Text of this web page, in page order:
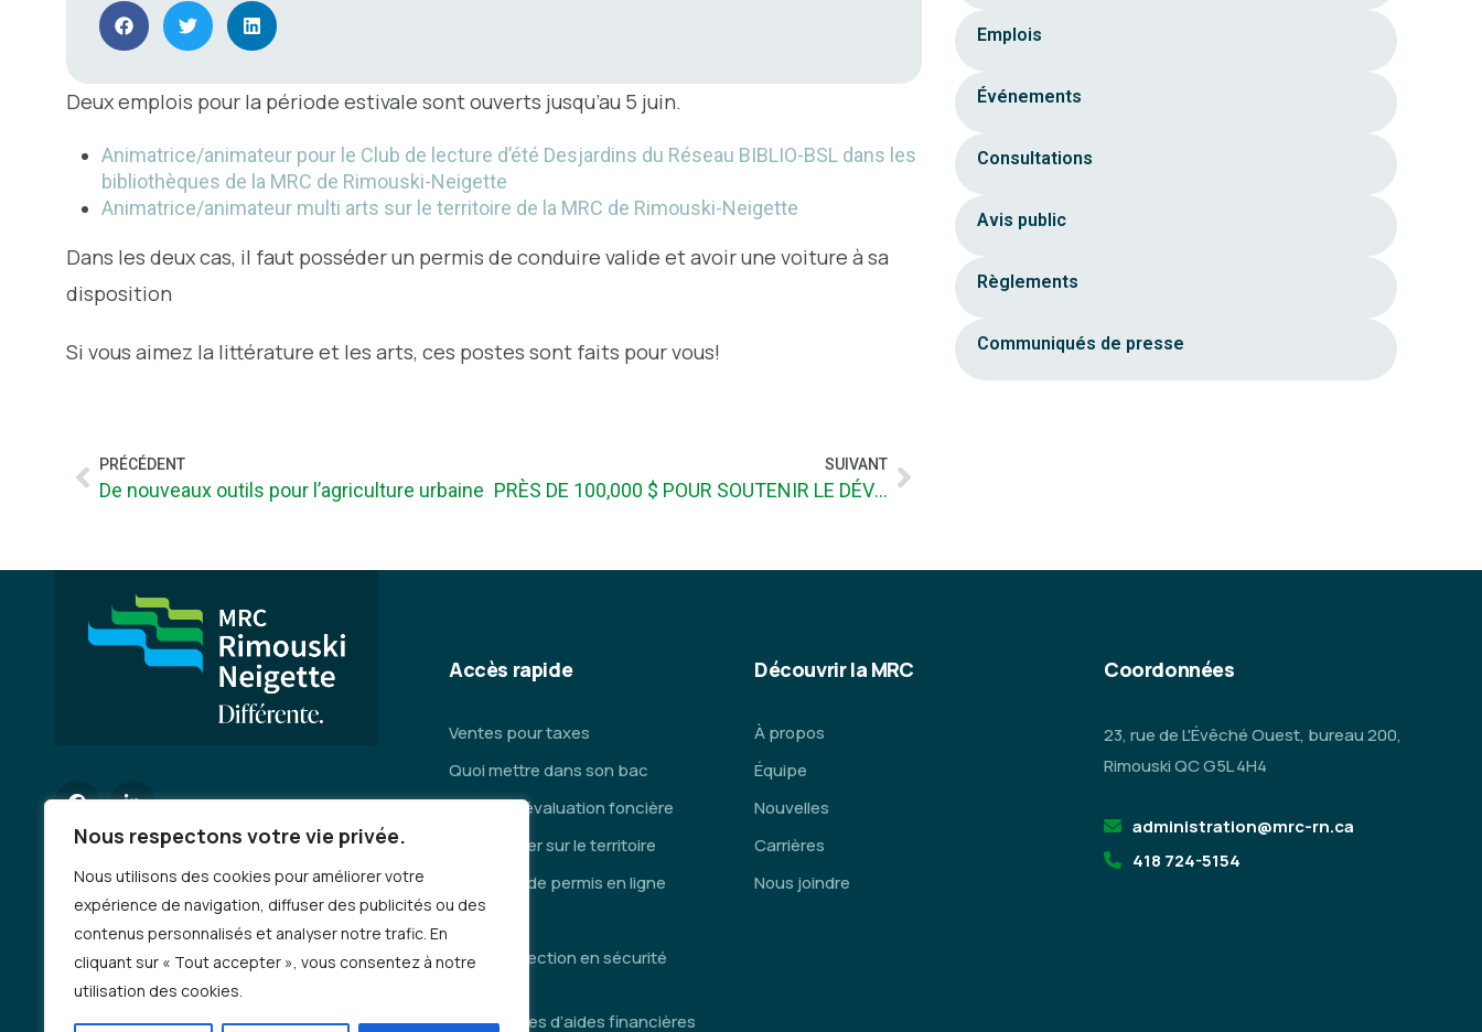
Nous respectons votre vie privée.
Nous utilisons des cookies pour améliorer votre
expérience de navigation, diffuser des publicités ou des
contenus personnalisés et analyser notre trafic. En
cliquant sur « Tout accepter », vous consentez à notre
utilisation des cookies.
Deux emplois pour la période estivale sont ouverts jusqu’au 5 juin.
Animatrice/animateur pour le Club de lecture d’été Desjardins du Réseau BIBLIO-BSL dans les
bibliothèques de la MRC de Rimouski-Neigette
Animatrice/animateur multi arts sur le territoire de la MRC de Rimouski-Neigette
Dans les deux cas, il faut posséder un permis de conduire valide et avoir une voiture à sa
disposition
Si vous aimez la littérature et les arts, ces postes sont faits pour vous!
PRÉCÉDENT
De nouveaux outils pour l’agriculture urbaine
SUIVANT
PRÈS DE 100,000 $ POUR SOUTENIR LE DÉVELOPPEMENT RURAL
Emplois
Événements
Consultations
Avis public
Règlements
Communiqués de presse
Accès rapide
Ventes pour taxes
Quoi mettre dans son bac
Service d’évaluation foncière
Se déplacer sur le territoire
Demande de permis en ligne
Auto-inspection en sécurité
Programmes d’aides financières
Découvrir la MRC
À propos
Équipe
Nouvelles
Carrières
Nous joindre
Coordonnées
23, rue de L'Évêché Ouest, bureau 200,
Rimouski QC G5L 4H4
administration@mrc-rn.ca
418 724-5154